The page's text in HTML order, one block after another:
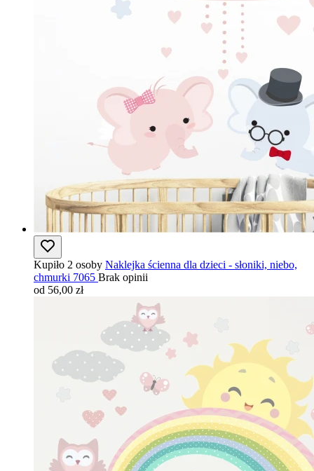
Kupiło 2 osoby Naklejka ścienna dla dzieci - słoniki, niebo,
chmurki 7065 Brak opinii
od 56,00 zł